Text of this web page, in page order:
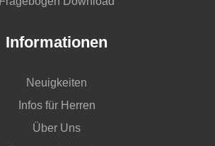
Informationen
Neuigkeiten
Infos für Herren
Über Uns